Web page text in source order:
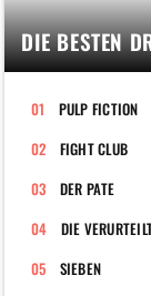
DIE BESTEN
PULP FICTION
FIGHT CLUB
DER PATE
DIE
SIEBEN